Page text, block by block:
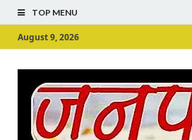
TOP MENU
August 9, 2026